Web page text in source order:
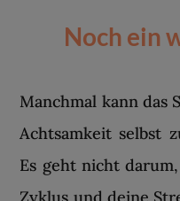
Noch ein
Manchmal kann das
Achtsamkeit selbst
Es geht nicht
Zyklus und deine